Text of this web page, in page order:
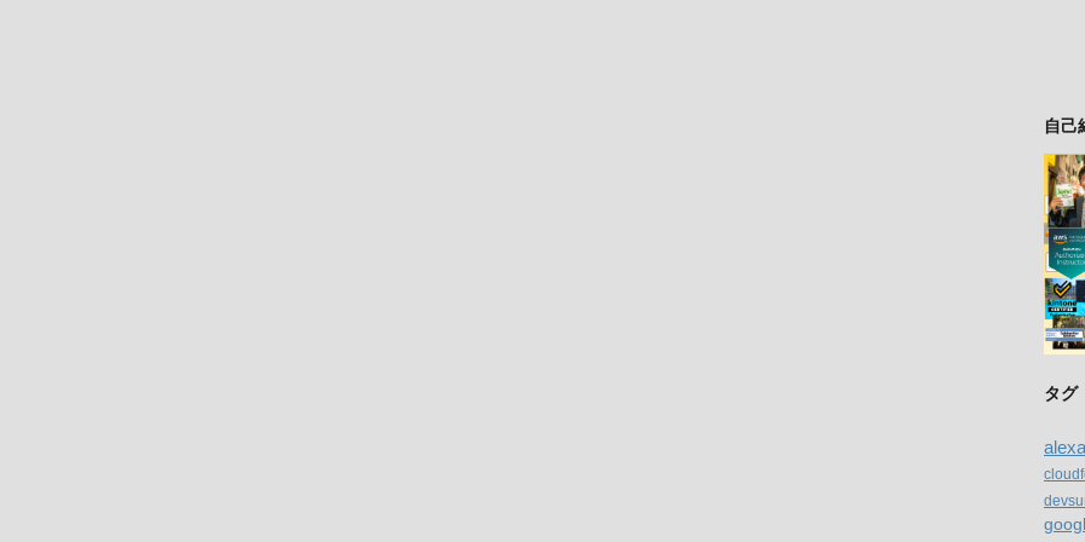
自己
タグ
alexa